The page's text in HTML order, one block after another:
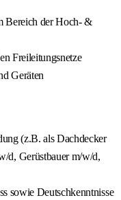
Bereich der Hoch- &
Freileitungsnetze
Geräten
(z.B. als Dachdecker
d, Gerüstbauer m/w/d,
sowie Deutschkenntnisse